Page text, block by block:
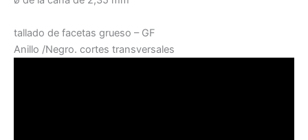
tallado de facetas grueso – GF
Anillo /Negro. cortes transversales